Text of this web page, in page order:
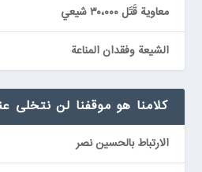
معاوية قَتَل ٣٠،٠٠٠ شيعي
الشيعة وفقدان المناعة
كلامنا هو موقفنا لن نتخلى
الارتباط بالحسين نصر